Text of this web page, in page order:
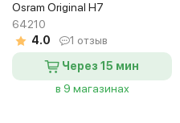
Osram Original H7
64210
4.0
1 отзыв
Через 15 мин
в 9 магазинах